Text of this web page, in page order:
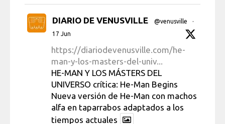
DIARIO DE VENUSVILLE @venusville
·
17 Jun
https://diariodevenusville.com/he-
man-y-los-masters-del-univ...
HE-MAN Y LOS MÁSTERS DEL
UNIVERSO crítica: He-Man Begins
Nueva versión de He-Man con machos
alfa en taparrabos adaptados a los
tiempos actuales